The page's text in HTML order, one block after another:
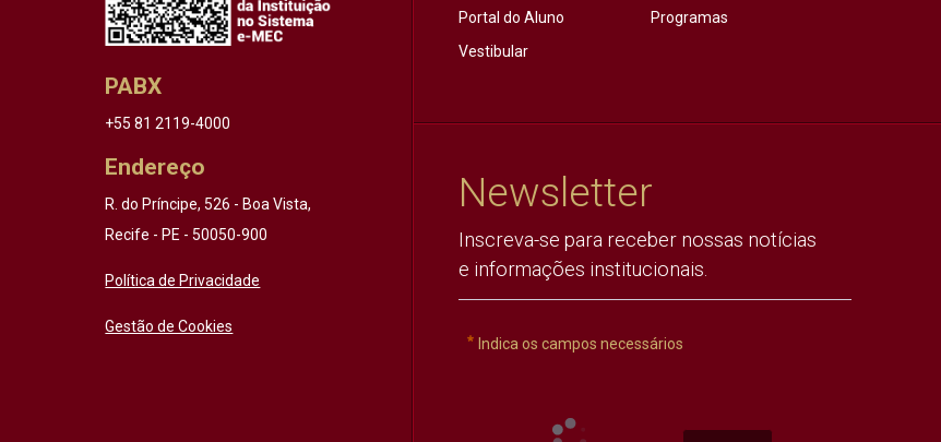
PABX
+55 81 2119-4000
Endereço
R. do Príncipe, 526 - Boa Vista,
Recife - PE - 50050-900
Política de Privacidade
Gestão de Cookies
Portal do Aluno
Vestibular
Programas
Newsletter
Inscreva-se para receber nossas notícias
e informações institucionais.
Indica os campos necessários